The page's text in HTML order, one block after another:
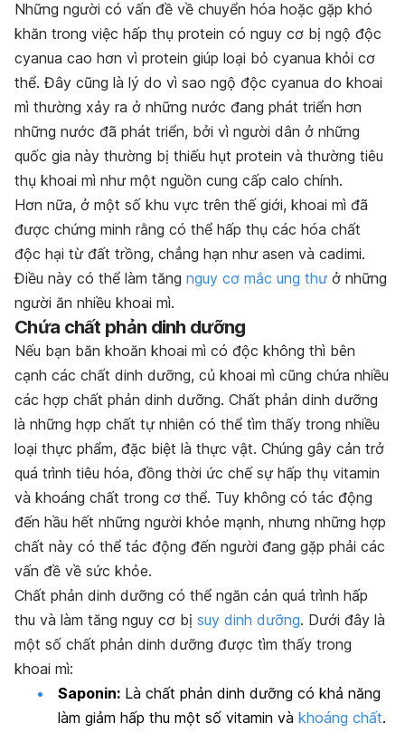
Những người có vấn đề về chuyển hóa hoặc gặp khó
khăn trong việc hấp thụ protein có nguy cơ bị ngộ độc
cyanua cao hơn vì protein giúp loại bỏ cyanua khỏi cơ
thể. Đây cũng là lý do vì sao ngộ độc cyanua do khoai
mì thường xảy ra ở những nước đang phát triển hơn
những nước đã phát triển, bởi vì người dân ở những
quốc gia này thường bị thiếu hụt protein và thường tiêu
thụ khoai mì như một nguồn cung cấp calo chính.
Hơn nữa, ở một số khu vực trên thế giới, khoai mì đã
được chứng minh rằng có thể hấp thụ các hóa chất
độc hại từ đất trồng, chẳng hạn như asen và cadimi.
Điều này có thể làm tăng nguy cơ mắc ung thưở những
người ăn nhiều khoai mì.
Chứa chất phản dinh dưỡng
Nếu bạn băn khoăn khoai mì có độc không thì bên
cạnh các chất dinh dưỡng, củ khoai mì cũng chứa nhiều
các hợp chất phản dinh dưỡng. Chất phản dinh dưỡng
là những hợp chất tự nhiên có thể tìm thấy trong nhiều
loại thực phẩm, đặc biệt là thực vật. Chúng gây cản trở
quá trình tiêu hóa, đồng thời ức chế sự hấp thụ vitamin
và khoáng chất trong cơ thể. Tuy không có tác động
đến hầu hết những người khỏe mạnh, nhưng những hợp
chất này có thể tác động đến người đang gặp phải các
vấn đề về sức khỏe.
Chất phản dinh dưỡng có thể ngăn cản quá trình hấp
thu và làm tăng nguy cơ bị suy dinh dưỡng. Dưới đây là
một số chất phản dinh dưỡng được tìm thấy trong
khoai mì:
Saponin: Là chất phản dinh dưỡng có khả năng
làm giảm hấp thu một số vitamin và khoáng chất.